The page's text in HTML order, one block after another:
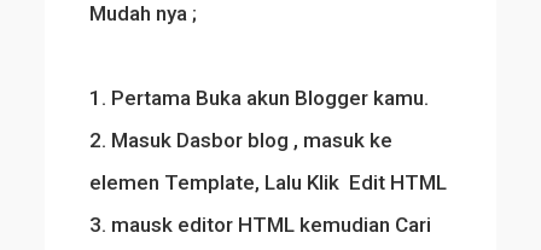
Mudah nya ;
1. Pertama Buka akun Blogger kamu.
2. Masuk Dasbor blog , masuk ke
elemen Template, Lalu Klik Edit HTML
3. mausk editor HTML kemudian Cari